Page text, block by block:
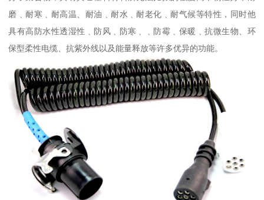
磨﹑耐寒﹑耐高温、耐油﹑耐水﹑耐老化﹑耐气候等特性，同时他
具有高防水性透湿性﹑防风﹑防寒﹑﹑防霉﹑保暖﹑抗微生物、环
保型柔性电缆、抗紫外线以及能量释放等许多优异的功能。